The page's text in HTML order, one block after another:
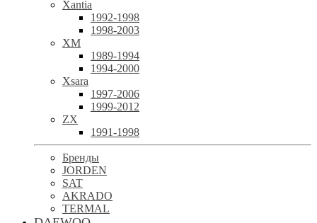
Xantia
1992-1998
1998-2003
XM
1989-1994
1994-2000
Xsara
1997-2006
1999-2012
ZX
1991-1998
Бренды
JORDEN
SAT
AKRADO
TERMAL